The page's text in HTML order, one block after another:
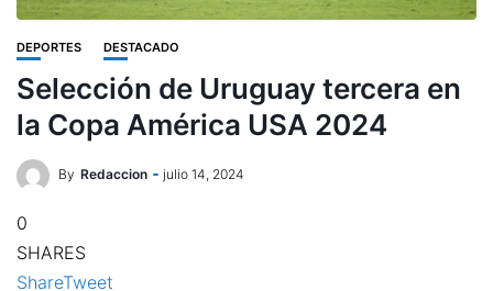
DEPORTES DESTACADO
Selección de Uruguay tercera en
la Copa América USA 2024
By Redaccion julio 14, 2024
0
SHARES
ShareTweet